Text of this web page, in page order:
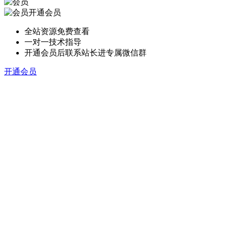
开通会员
全站资源免费查看
一对一技术指导
开通会员后联系站长进专属微信群
开通会员